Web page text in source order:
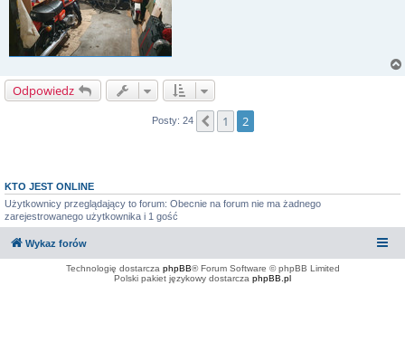
Odpowiedz
Posty: 24 Poprzednia
1 2
KTO JEST ONLINE
Użytkownicy przeglądający to forum: Obecnie na forum nie ma żadnego
zarejestrowanego użytkownika i 1 gość
Wykaz forów
Technologię dostarcza phpBB® Forum Software © phpBB Limited
Polski pakiet językowy dostarcza phpBB.pl